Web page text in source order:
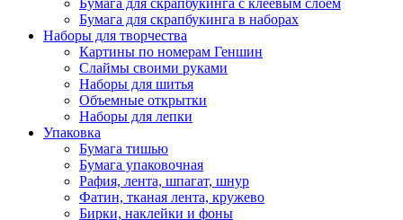
Бумага для скрапбукинга в наборах
Наборы для творчества
Картины по номерам Геншин
Слаймы своими руками
Наборы для шитья
Объемные открытки
Наборы для лепки
Упаковка
Бумага тишью
Бумага упаковочная
Рафия, лента, шпагат, шнур
Фатин, тканая лента, кружево
Бирки, наклейки и фоны